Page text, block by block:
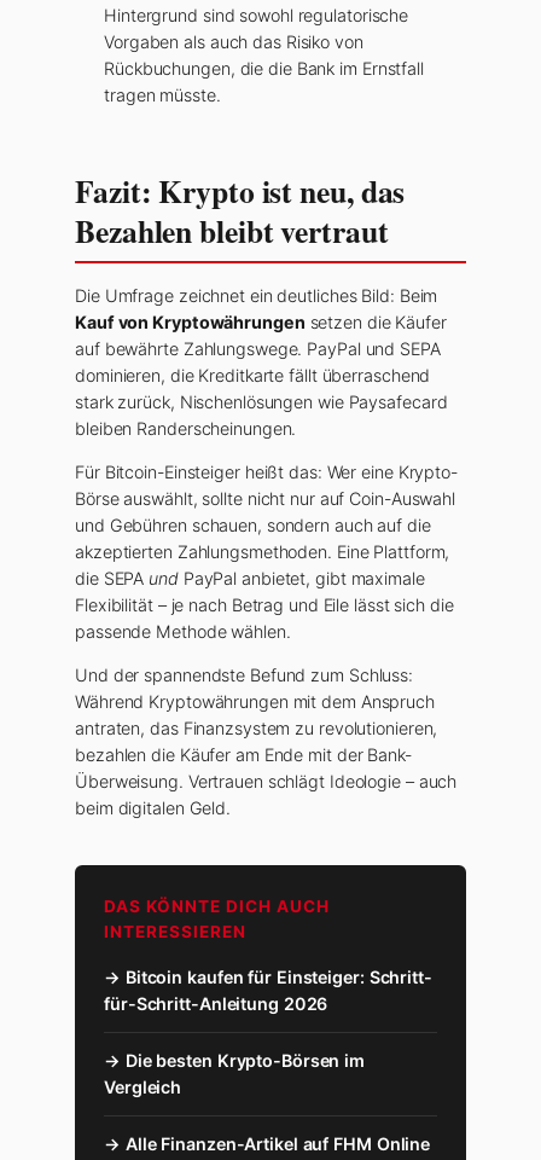
Hintergrund sind sowohl regulatorische
Vorgaben als auch das Risiko von
Rückbuchungen, die die Bank im Ernstfall
tragen müsste.
Fazit: Krypto ist neu, das
Bezahlen bleibt vertraut
Die Umfrage zeichnet ein deutliches Bild: Beim
Kauf von Kryptowährungen setzen die Käufer
auf bewährte Zahlungswege. PayPal und SEPA
dominieren, die Kreditkarte fällt überraschend
stark zurück, Nischenlösungen wie Paysafecard
bleiben Randerscheinungen.
Für Bitcoin-Einsteiger heißt das: Wer eine Krypto-
Börse auswählt, sollte nicht nur auf Coin-Auswahl
und Gebühren schauen, sondern auch auf die
akzeptierten Zahlungsmethoden. Eine Plattform,
die SEPA undPayPal anbietet, gibt maximale
Flexibilität – je nach Betrag und Eile lässt sich die
passende Methode wählen.
Und der spannendste Befund zum Schluss:
Während Kryptowährungen mit dem Anspruch
antraten, das Finanzsystem zu revolutionieren,
bezahlen die Käufer am Ende mit der Bank-
Überweisung. Vertrauen schlägt Ideologie – auch
beim digitalen Geld.
DAS KÖNNTE DICH AUCH
INTERESSIEREN
→ Bitcoin kaufen für Einsteiger: Schritt-
für-Schritt-Anleitung 2026
→ Die besten Krypto-Börsen im
Vergleich
→ Alle Finanzen-Artikel auf FHM Online